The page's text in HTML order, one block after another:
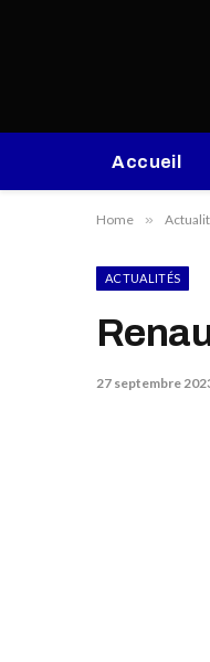
Accueil
Home »
ACTUALITÉS
27 septembre